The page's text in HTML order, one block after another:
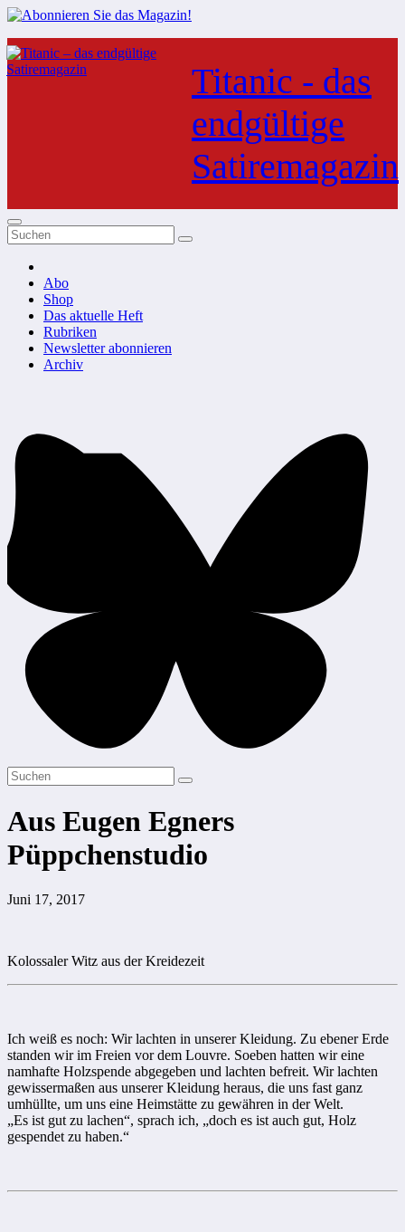
Zum
Inhalt
springen
Titanic - das
endgültige
Satiremagazin
Abo
Shop
Das aktuelle Heft
Rubriken
Newsletter abonnieren
Archiv
Aus Eugen Egners
Püppchenstudio
Juni 17, 2017
Kolossaler Witz aus der Kreidezeit
Ich weiß es noch: Wir lachten in unserer Kleidung. Zu ebener Erde
standen wir im Freien vor dem Louvre. Soeben hatten wir eine
namhafte Holzspende abgegeben und lachten befreit. Wir lachten
gewissermaßen aus unserer Kleidung heraus, die uns fast ganz
umhüllte, um uns eine Heimstätte zu gewähren in der Welt.
„Es ist gut zu lachen“, sprach ich, „doch es ist auch gut, Holz
gespendet zu haben.“